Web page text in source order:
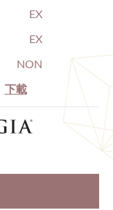
EX
EX
NON
下載